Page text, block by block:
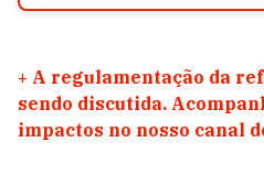
+ A regulamentação da
sendo discutida.
impactos no nosso canal